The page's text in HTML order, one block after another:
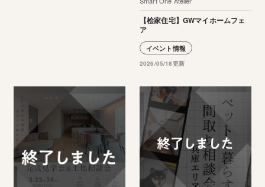
【桧家住宅】GWマイホームフェ
ア
イベント情報
2026/05/18更新